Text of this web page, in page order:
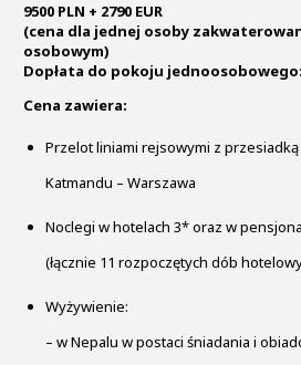
9500 PLN + 2790 EUR
(cena dla jednej osoby
osobowym)
Dopłata do pokoju jednoosobowego:
Cena zawiera:
Przelot liniami rejsowymi z
Katmandu – Warszawa
Noclegi w hotelach 3* oraz w
(łącznie 11 rozpoczętych dób
Wyżywienie:
– w Nepalu w postaci śniadania i